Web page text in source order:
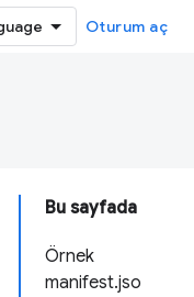
Oturum aç
Bu sayfada
Örnek
manifest.jso